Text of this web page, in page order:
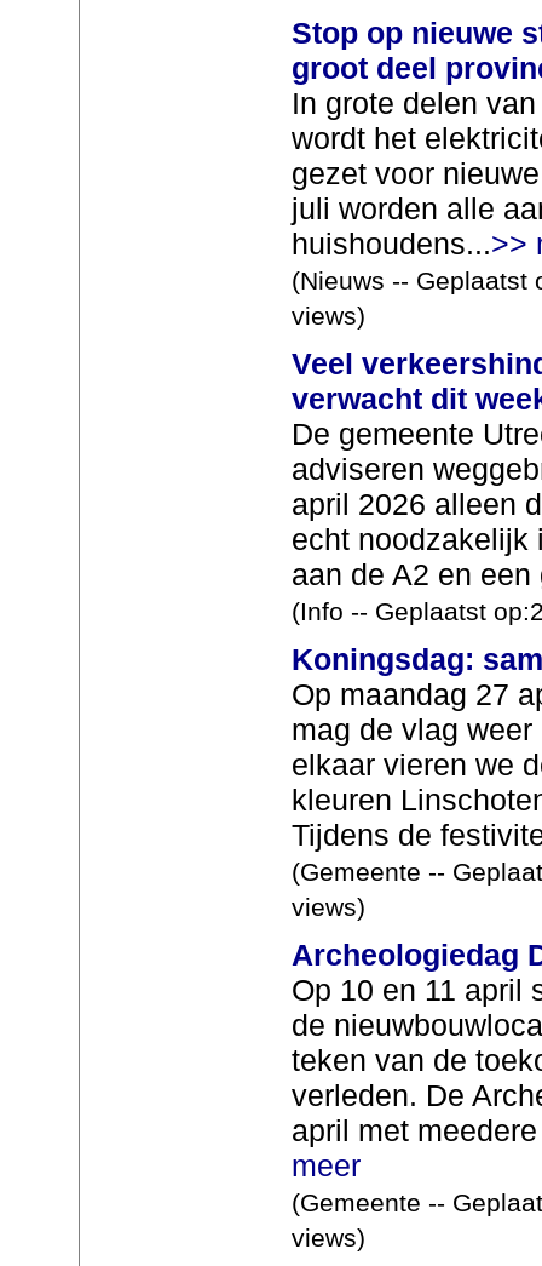
Stop op nieuwe
groot deel
In grote delen
wordt het
gezet voor
juli worden alle
huishoudens...>>
(Nieuws -- Geplaatst
views)
Veel
verwacht dit
De gemeente
adviseren
april 2026 alleen
echt noodzakelijk
aan de A2 en een
(Info -- Geplaatst
Koningsdag:
Op maandag 27
mag de vlag
elkaar vieren we
kleuren
Tijdens de
(Gemeente --
views)
Archeologiedag
Op 10 en 11 april
de
teken van de
verleden. De
april met
meer
(Gemeente --
views)